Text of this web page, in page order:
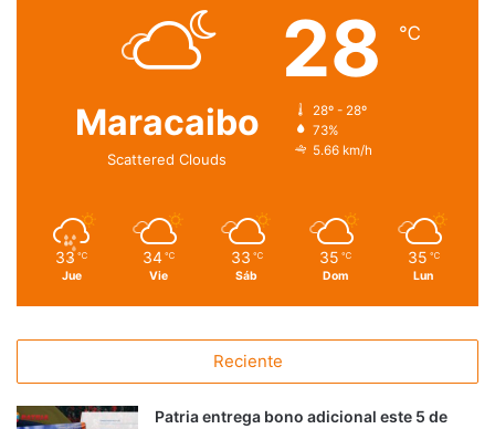
Maracaibo
Scattered Clouds
28 ℃
28º - 28º
73%
5.66 km/h
33 ℃
Jue
34 ℃
Vie
33 ℃
Sáb
35 ℃
Dom
35 ℃
Lun
Reciente
Patria entrega bono adicional este 5 de